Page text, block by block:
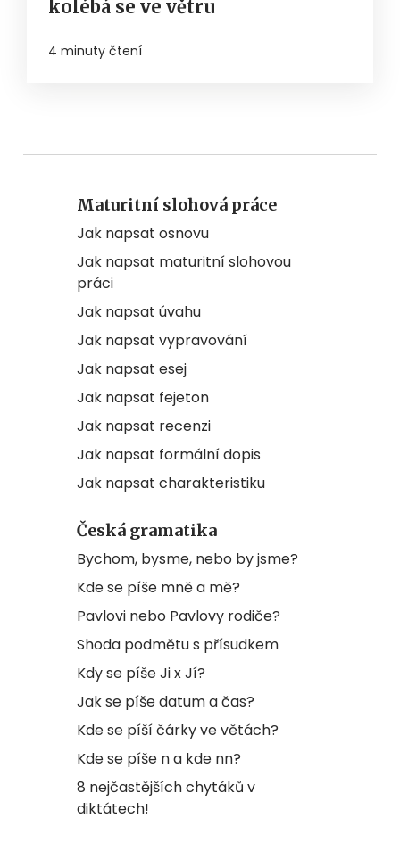
kolébá se ve větru
4 minuty čtení
Maturitní slohová práce
Jak napsat osnovu
Jak napsat maturitní slohovou
práci
Jak napsat úvahu
Jak napsat vypravování
Jak napsat esej
Jak napsat fejeton
Jak napsat recenzi
Jak napsat formální dopis
Jak napsat charakteristiku
Česká gramatika
Bychom, bysme, nebo by jsme?
Kde se píše mně a mě?
Pavlovi nebo Pavlovy rodiče?
Shoda podmětu s přísudkem
Kdy se píše Ji x Jí?
Jak se píše datum a čas?
Kde se píší čárky ve větách?
Kde se píše n a kde nn?
8 nejčastějších chytáků v
diktátech!